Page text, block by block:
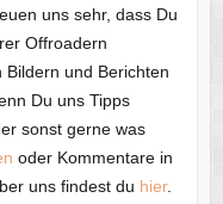
uns sehr, dass Du
Offroadern
und Berichten
Du uns Tipps
sonst gerne was
oder Kommentare in
uns findest du hier.